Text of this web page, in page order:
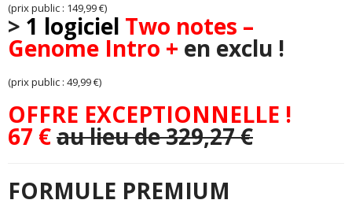
(prix public : 149,99 €)
> 1 logiciel Two notes –
Genome Intro + en exclu !
(prix public : 49,99 €)
OFFRE EXCEPTIONNELLE !
67 €au lieu de 329,27 €
FORMULE PREMIUM